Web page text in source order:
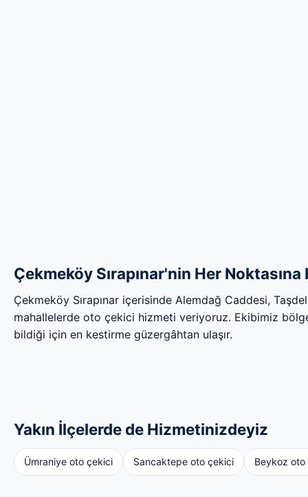
Çekmeköy Sırapınar'nin Her Noktasına
Çekmeköy Sırapınar içerisinde Alemdağ Caddesi,
mahallelerde oto çekici hizmeti veriyoruz. Ekibimiz
bildiği için en kestirme güzergâhtan ulaşır.
Yakın İlçelerde de Hizmetinizdeyiz
Ümraniye oto çekici Sancaktepe oto çekici Beykoz